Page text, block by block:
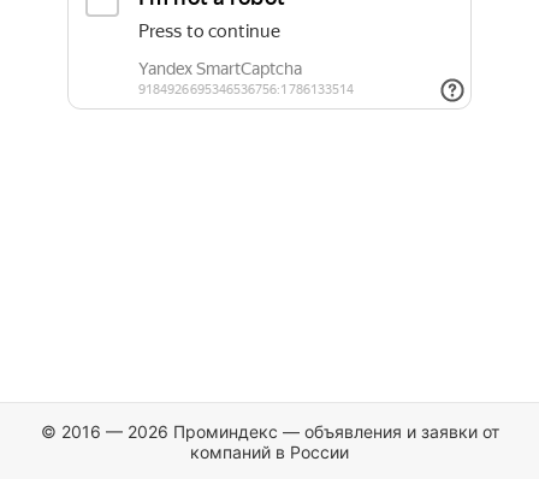
© 2016 — 2026 Проминдекс — объявления и заявки от
компаний в России